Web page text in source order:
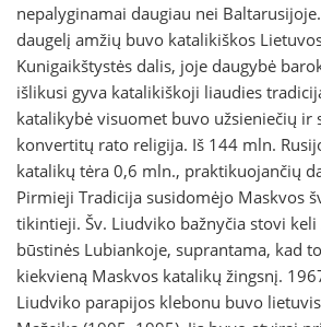
nepalyginamai daugiau nei
daugelį amžių buvo katalikiškos
Kunigaikštystės dalis, joje daugybė
išlikusi gyva katalikiškoji liaudies
katalikybė visuomet buvo užsieniečių ir
konvertitų rato religija. Iš 144 mln.
katalikų tėra 0,6 mln., praktikuojančių
Pirmieji Tradicija susidomėjo Maskvos
tikintieji. Šv. Liudviko bažnyčia stovi keli
būstinės Lubiankoje, suprantama, kad
kiekvieną Maskvos katalikų žingsnį.
Liudviko parapijos klebonu buvo